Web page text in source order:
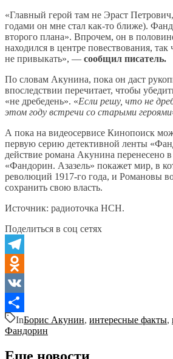
«Главный герой там не Эраст
годами он мне стал как-то ближе).
второго плана». Впрочем, он в
находился в центре повествования,
не привыкать», — сообщил писатель.
По словам Акунина, пока он даст
впоследствии перечитает, чтобы
«не дребедень». «Если решу, что не
этом году встречи со старыми героями
А пока на видеосервисе Кинопоиск
первую серию детективной ленты
действие романа Акунина перенесено
«Фандорин. Азазель» покажет мир, в
революций 1917-го года, и Романовы
сохранить свою власть.
Источник: радиоточка НСН.
Поделиться в соц сетях
Telegram
Odnoklassniki
VK
Отправить
InБорис Акунин, интересные факты,
Фандорин